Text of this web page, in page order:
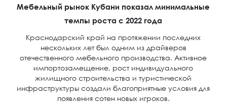
Мебельный рынок Кубани показал минимальные
темпы роста с 2022 года
Краснодарский край на протяжении последних
нескольких лет был одним из драйверов
отечественного мебельного производства. Активное
импортозамещение, рост индивидуального
жилищного строительства и туристической
инфраструктуры создали благоприятные условия для
появления сотен новых игроков.